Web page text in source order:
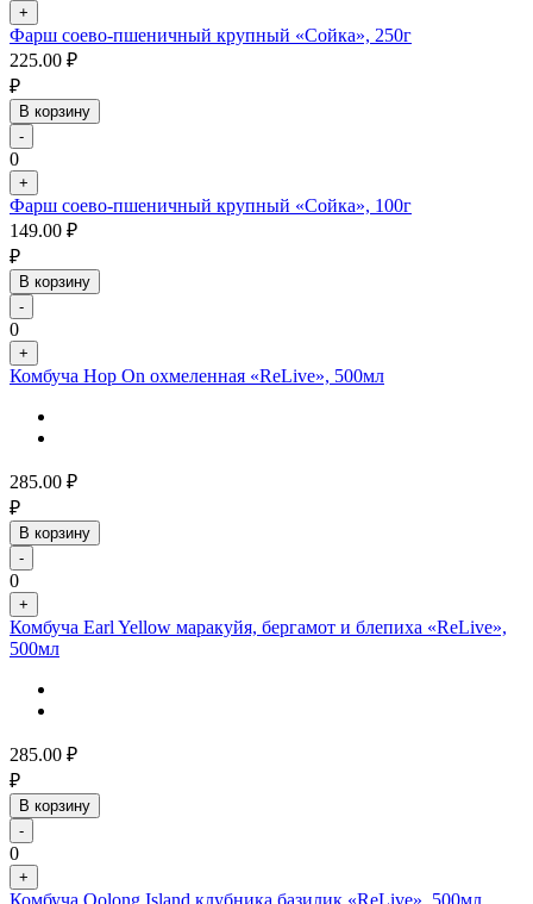
+
Фарш соево-пшеничный крупный «Сойка», 250г
225.00 ₽
₽
В корзину
-
0
+
Фарш соево-пшеничный крупный «Сойка», 100г
149.00 ₽
₽
В корзину
-
0
+
Комбуча Hop On охмеленная «ReLive», 500мл
285.00 ₽
₽
В корзину
-
0
+
Комбуча Earl Yellow маракуйя, бергамот и блепиха «ReLive»,
500мл
285.00 ₽
₽
В корзину
-
0
+
Комбуча Oolong Island клубника базилик «ReLive», 500мл